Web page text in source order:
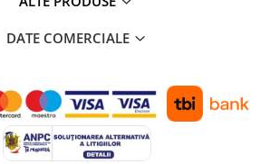
DATE COMERCIALE